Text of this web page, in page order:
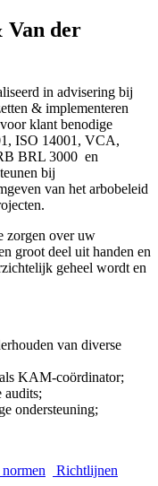
Van der
in advisering bij
& implementeren
klant benodige
ISO 14001, VCA,
BRL 3000 en
bij
van het arbobeleid
zorgen over uw
groot deel uit handen en
geheel wordt en
van diverse
KAM-coördinator;
audits;
ondersteuning;
Richtlijnen